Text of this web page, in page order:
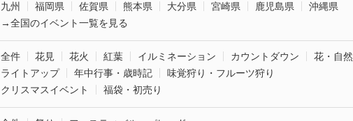
九州
福岡県 佐賀県 熊本県 大分県 宮崎県 鹿児島県
沖縄県
→全国のイベント一覧を見る
全件 花見 花火 紅葉 イルミネーション カウントダウン
花・自然
ライトアップ
年中行事・歳時記
味覚狩り・フルーツ狩り
クリスマスイベント
福袋・初売り